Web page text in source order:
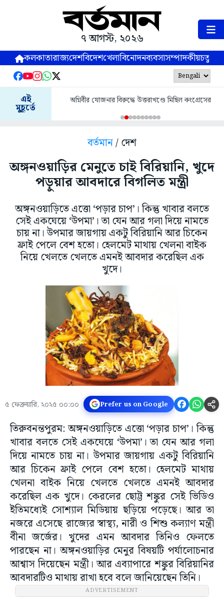
৭ আগস্ট, ২০২৬
কলকাতারাজ্যদেশবিদেশখেলাবিনোদনব্যবসাসম্পাদকীয়
এই
মুহূর্তে
অগ্নিবীর যোজনার বিরুদ্ধে উত্তরাখণ্ডে মিছিল কংগ্রেসের
বর্তমান/ দেশ
অঙ্গনওয়াড়ির মেনুতে চাই বিরিয়ানি, খুদে
পড়ুয়ার আবদারে বিগলিত মন্ত্রী
অঙ্গনওয়াড়িতে এত্তো ‘পড়ার চাপ’। কিন্তু খাবার বলতে
সেই একঘেয়ে ‘উপমা’। তা যেন আর গলা দিয়ে নামতে
চায় না। উপমার জায়গায় একটু বিরিয়ানি আর চিকেন
ফ্রাই পেলে বেশ হতো। হেলমেট মাথায় খেলনা বাইক
নিয়ে খেলতে খেলতে এমনই আবদার করেছিল এক
খুদে।
৫ ফেব্রুয়ারি, ২০২৫ ০০:০০ Prefer us on Google
তিরুবনন্তপুরম: অঙ্গনওয়াড়িতে এত্তো ‘পড়ার চাপ’। কিন্তু
খাবার বলতে সেই একঘেয়ে ‘উপমা’। তা যেন আর গলা
দিয়ে নামতে চায় না। উপমার জায়গায় একটু বিরিয়ানি
আর চিকেন ফ্রাই পেলে বেশ হতো। হেলমেট মাথায়
খেলনা বাইক নিয়ে খেলতে খেলতে এমনই আবদার
করেছিল এক খুদে। কেরলের ছোট্ট শঙ্কুর সেই ভিডিও
ইতিমধ্যেই সোশ্যাল মিডিয়ায় ছড়িয়ে পড়েছে। আর তা
নজরে এসেছে রাজ্যের স্বাস্থ্য, নারী ও শিশু কল্যাণ মন্ত্রী
বীনা জর্জের। খুদের এমন আবদার তিনিও ফেলতে
পারছেন না। অঙ্গনওয়াড়ির মেনুর বিষয়টি পর্যালোচনার
আশ্বাস দিয়েছেন মন্ত্রী। আর এব্যাপারে শঙ্কুর বিরিয়ানির
আবদারটিও মাথায় রাখা হবে বলে জানিয়েছেন তিনি।
ADVERTISEMENT